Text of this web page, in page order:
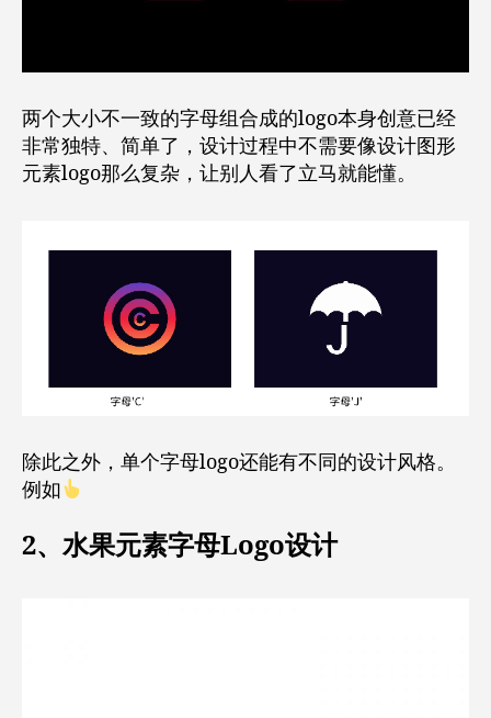
两个大小不一致的字母组合成的logo本身创意已经
非常独特、简单了，设计过程中不需要像设计图形
元素logo那么复杂，让别人看了立马就能懂。
除此之外，单个字母logo还能有不同的设计风格。
例如
2、水果元素字母Logo设计